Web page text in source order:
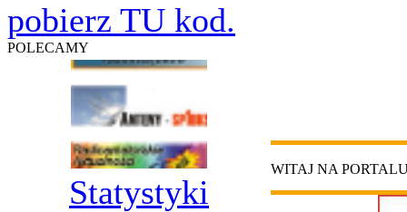
pobierz TU kod.
POLECAMY
Statystyki
WITAJ NA